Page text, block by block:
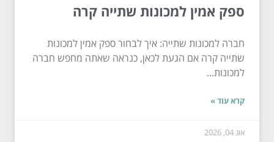
ספק אמין למכונות שתייה קרה
חברה למכונות שתייה: איך לבחור ספק אמין למכונות
שתייה קרה אם הגעת לכאן, כנראה שאתה מחפש חברה
למכונות...
קרא עוד »
אוג 04, 2026